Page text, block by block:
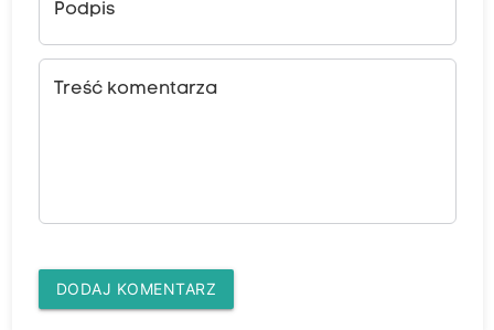
Podpis
Treść komentarza
DODAJ KOMENTARZ